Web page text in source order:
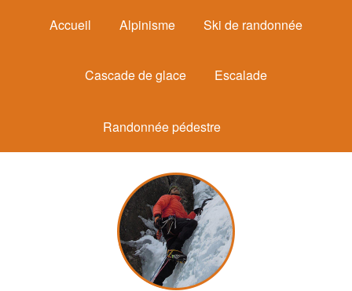
Accueil Alpinisme Ski de randonnée
Cascade de glace Escalade
Randonnée pédestre